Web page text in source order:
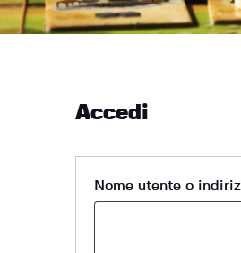
Accedi
Nome utente o